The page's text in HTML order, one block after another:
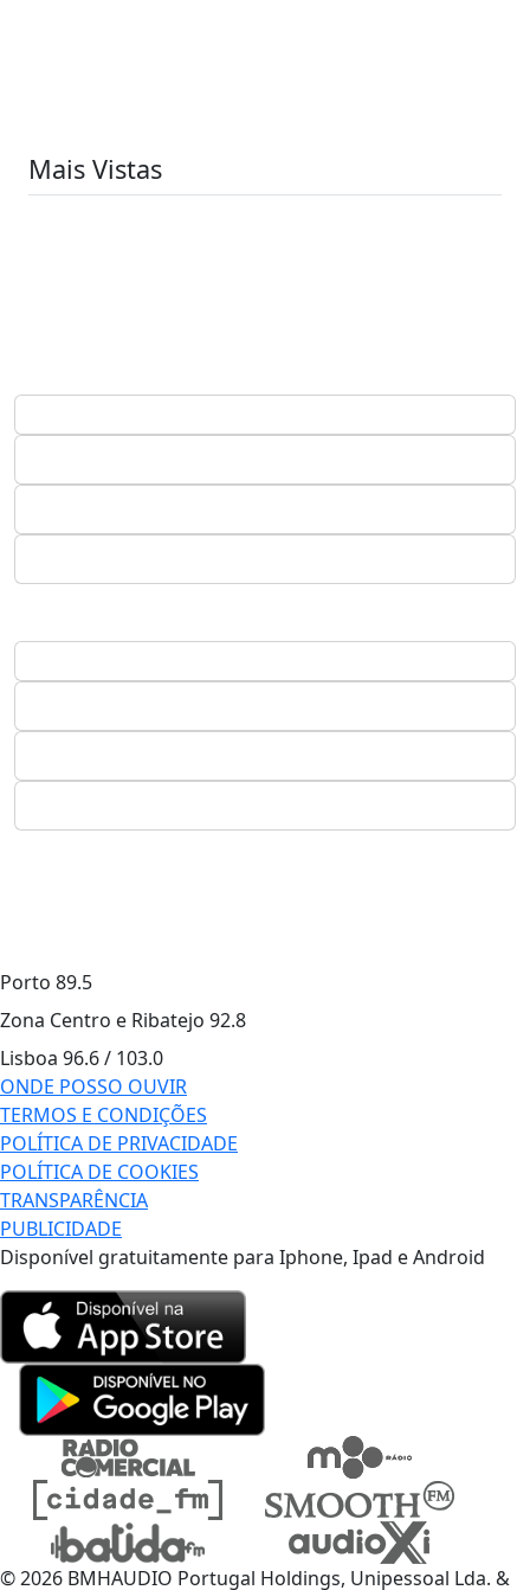
Mais Vistas
Porto 89.5
Zona Centro e Ribatejo 92.8
Lisboa 96.6 / 103.0
ONDE POSSO OUVIR
TERMOS E CONDIÇÕES
POLÍTICA DE PRIVACIDADE
POLÍTICA DE COOKIES
TRANSPARÊNCIA
PUBLICIDADE
Disponível gratuitamente para Iphone, Ipad e Android
© 2026 BMHAUDIO Portugal Holdings, Unipessoal Lda. &